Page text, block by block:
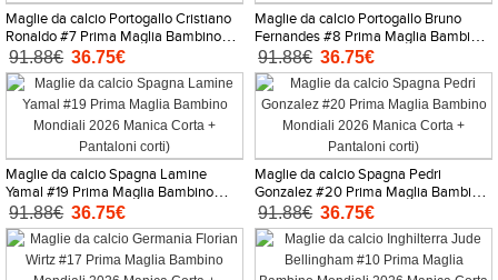
Maglie da calcio Portogallo Cristiano
Ronaldo #7 Prima Maglia Bambino
Mondiali 2026 Manica Corta +
Pantaloni corti)
91.88€ 36.75€
Maglie da calcio Portogallo Bruno
Fernandes #8 Prima Maglia Bambino
Mondiali 2026 Manica Corta +
Pantaloni corti)
91.88€ 36.75€
Maglie da calcio Spagna Lamine
Yamal #19 Prima Maglia Bambino
Mondiali 2026 Manica Corta +
Pantaloni corti)
91.88€ 36.75€
Maglie da calcio Spagna Pedri
Gonzalez #20 Prima Maglia Bambino
Mondiali 2026 Manica Corta +
Pantaloni corti)
91.88€ 36.75€